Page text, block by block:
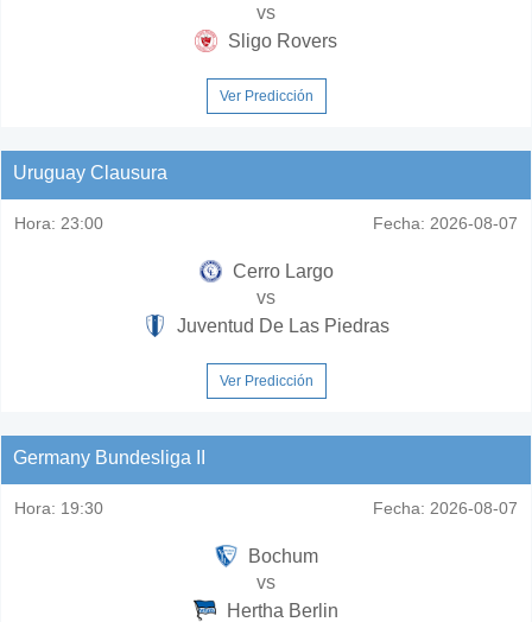
vs
Sligo Rovers
Ver Predicción
Uruguay Clausura
Hora: 23:00 Fecha: 2026-08-07
Cerro Largo
vs
Juventud De Las Piedras
Ver Predicción
Germany Bundesliga II
Hora: 19:30 Fecha: 2026-08-07
Bochum
vs
Hertha Berlin